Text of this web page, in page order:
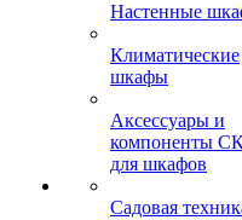
Настенные
Климатические
шкафы
Аксессуары и
компоненты
для шкафов
Садовая